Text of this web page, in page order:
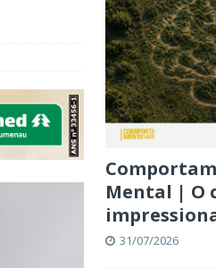
Mental | O
31/07/2026